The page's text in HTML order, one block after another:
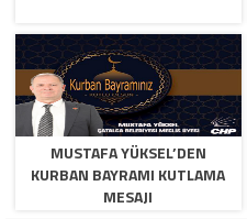
MUSTAFA YÜKSEL’DEN
KURBAN BAYRAMI KUTLAMA
MESAJI